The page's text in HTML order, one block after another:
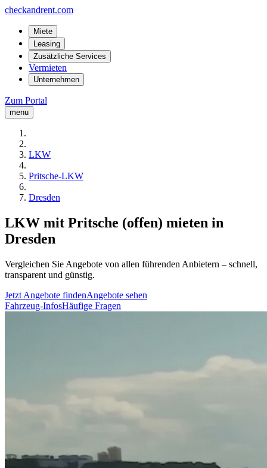
checkandrent.com
Miete
Leasing
Zusätzliche Services
Vermieten
Unternehmen
Zum Portal
menu
LKW
Pritsche-LKW
Dresden
LKW mit Pritsche (offen) mieten in
Dresden
Vergleichen Sie Angebote von allen führenden Anbietern – schnell,
transparent und günstig.
Jetzt Angebote findenAngebote sehen
Fahrzeug-InfosHäufige Fragen